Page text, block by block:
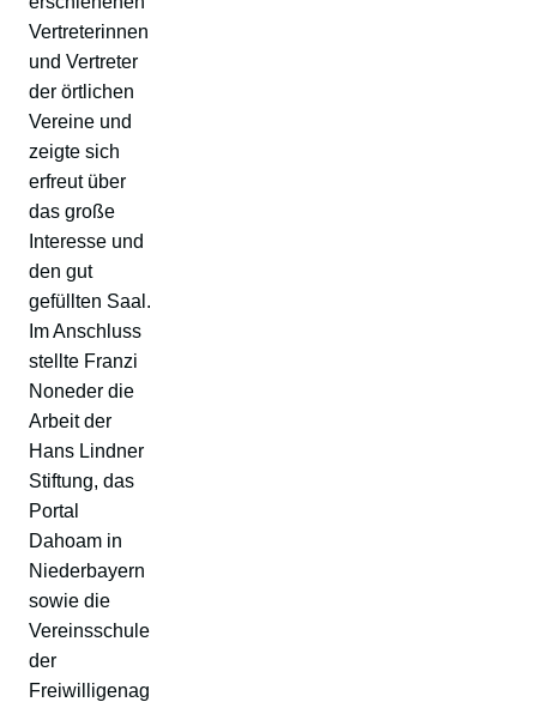
Vertreterinnen
und Vertreter
der örtlichen
Vereine und
zeigte sich
erfreut über
das große
Interesse und
den gut
gefüllten Saal.
Im Anschluss
stellte Franzi
Noneder die
Arbeit der
Hans Lindner
Stiftung, das
Portal
Dahoam in
Niederbayern
sowie die
Vereinsschule
der
Freiwilligenag